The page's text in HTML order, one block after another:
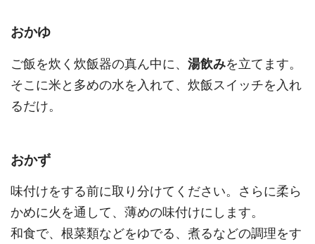
おかゆ
ご飯を炊く炊飯器の真ん中に、 湯飲みを立てます。
そこに米と多めの水を入れて、炊飯スイッチを入れ
るだけ。
おかず
味付けをする前に取り分けてください。さらに柔ら
かめに火を通して、薄めの味付けにします。
和食で、根菜類などをゆでる、煮るなどの調理をす